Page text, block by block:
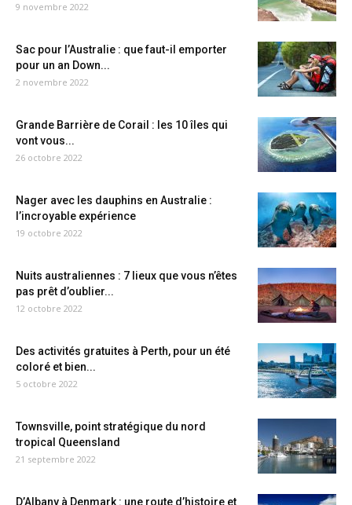
9 novembre 2022
Sac pour l’Australie : que faut-il emporter
pour un an Down...
2 novembre 2022
Grande Barrière de Corail : les 10 îles qui
vont vous...
26 octobre 2022
Nager avec les dauphins en Australie :
l’incroyable expérience
19 octobre 2022
Nuits australiennes : 7 lieux que vous n’êtes
pas prêt d’oublier...
12 octobre 2022
Des activités gratuites à Perth, pour un été
coloré et bien...
5 octobre 2022
Townsville, point stratégique du nord
tropical Queensland
21 septembre 2022
D’Albany à Denmark : une route d’histoire et